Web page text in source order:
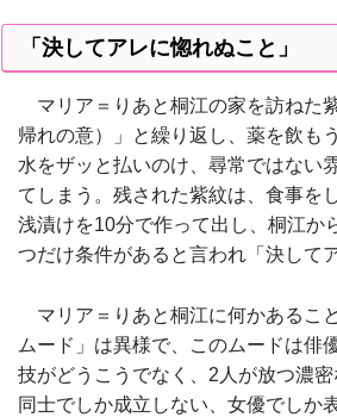
「決してアレに惚れぬこと」
マリア＝りあと桐江の家を訪ねた
帰れの意）」と繰り返し、薬を飲も
水をザッと払いのけ、尋常ではない
てしまう。残された紫紋は、食事を
浅漬けを10分で作って出し、桐江か
つだけ条件があると言われ「決して
マリア＝りあと桐江に何かあるこ
ムード」は異様で、このムードは俳
技がどうこうでなく、2人が放つ濃
同士でしか成立しない、女優でしか